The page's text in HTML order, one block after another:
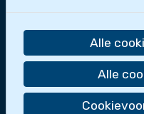
Loodsen
De zeescouts maken
Alle
Alle